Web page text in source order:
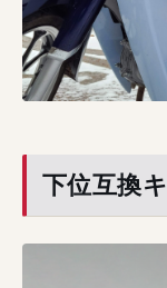
下位互換